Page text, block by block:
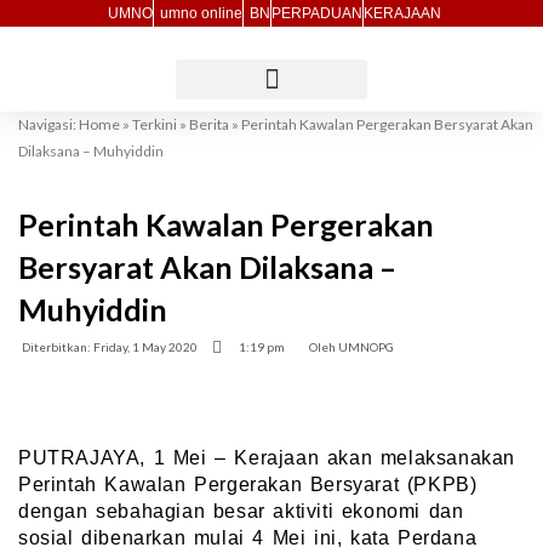
UMNO umno online BN PERPADUAN KERAJAAN
Navigasi: Home » Terkini » Berita » Perintah Kawalan Pergerakan Bersyarat Akan
Dilaksana – Muhyiddin
Perintah Kawalan Pergerakan
Bersyarat Akan Dilaksana –
Muhyiddin
Diterbitkan: Friday, 1 May 2020 1:19 pm Oleh UMNOPG
PUTRAJAYA, 1 Mei – Kerajaan akan melaksanakan
Perintah Kawalan Pergerakan Bersyarat (PKPB)
dengan sebahagian besar aktiviti ekonomi dan
sosial dibenarkan mulai 4 Mei ini, kata Perdana